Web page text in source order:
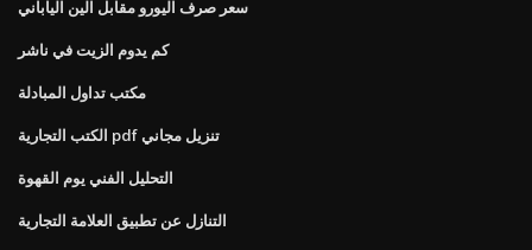
سعر صرف اليورو مقابل الين الياباني
كم يدوم الزيت في ناشر
مكتب تداول المبادلة
الكتب التجارية pdf تنزيل مجاني
التحليل الفني يوم القهوة
التنازل عن تطبيق العلامة التجارية